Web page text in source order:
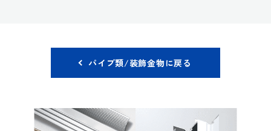
パイプ類/装飾金物に戻る